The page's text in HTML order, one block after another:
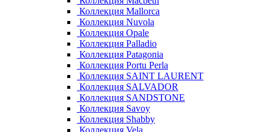
Коллекция Mallorca
Коллекция Nuvola
Коллекция Opale
Коллекция Palladio
Коллекция Patagonia
Коллекция Portu Perla
Коллекция SAINT LAURENT
Коллекция SALVADOR
Коллекция SANDSTONE
Коллекция Savoy
Коллекция Shabby
Коллекция Vela